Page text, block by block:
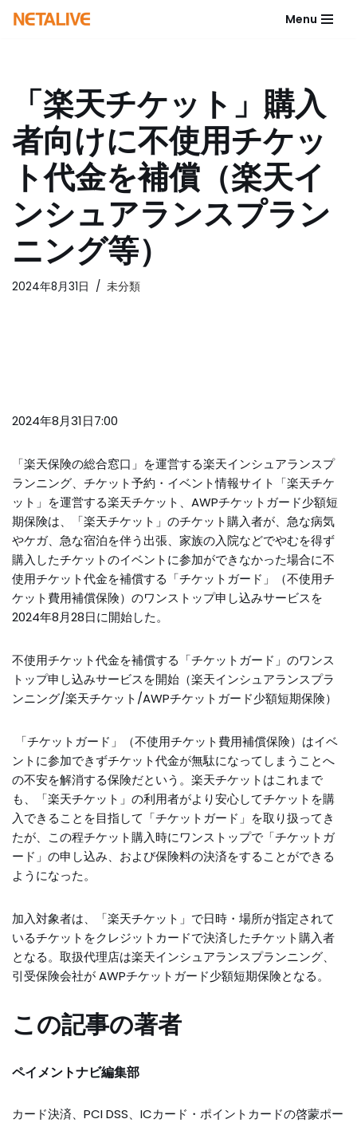
へ
ス
ッ
プ
Menu
「楽天チケット」購入
者向けに不使用チケッ
ト代金を補償（楽天イ
ンシュアランスプラン
ニング等）
2024年8月31日 未分類
2024年8月31日7:00
「楽天保険の総合窓口」を運営する楽天インシュアランスプ
ランニング、チケット予約・イベント情報サイト「楽天チケ
ット」を運営する楽天チケット、AWPチケットガード少額短
期保険は、「楽天チケット」のチケット購入者が、急な病気
やケガ、急な宿泊を伴う出張、家族の入院などでやむを得ず
購入したチケットのイベントに参加ができなかった場合に不
使用チケット代金を補償する「チケットガード」（不使用チ
ケット費用補償保険）のワンストップ申し込みサービスを
2024年8月28日に開始した。
不使用チケット代金を補償する「チケットガード」のワンス
トップ申し込みサービスを開始（楽天インシュアランスプラ
ンニング/楽天チケット/AWPチケットガード少額短期保険）
「チケットガード」（不使用チケット費用補償保険）はイベ
ントに参加できずチケット代金が無駄になってしまうことへ
の不安を解消する保険だという。楽天チケットはこれまで
も、「楽天チケット」の利用者がより安心してチケットを購
入できることを目指して「チケットガード」を取り扱ってき
たが、この程チケット購入時にワンストップで「チケットガ
ード」の申し込み、および保険料の決済をすることができる
ようになった。
加入対象者は、「楽天チケット」で日時・場所が指定されて
いるチケットをクレジットカードで決済したチケット購入者
となる。取扱代理店は楽天インシュアランスプランニング、
引受保険会社が AWPチケットガード少額短期保険となる。
この記事の著者
ペイメントナビ編集部
カード決済、PCI DSS、ICカード・ポイントカードの啓蒙ポー